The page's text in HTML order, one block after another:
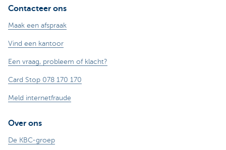
Contacteer ons
Maak een afspraak
Vind een kantoor
Een vraag, probleem of klacht?
Card Stop 078 170 170
Meld internetfraude
Over ons
De KBC-groep